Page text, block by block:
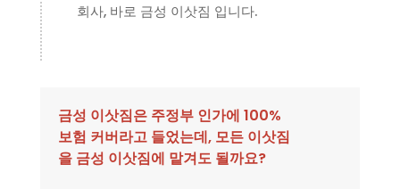
회사, 바로 금성 이삿짐 입니다.
금성 이삿짐은 주정부 인가에 100%
보험 커버라고 들었는데, 모든 이삿짐
을 금성 이삿짐에 맡겨도 될까요?